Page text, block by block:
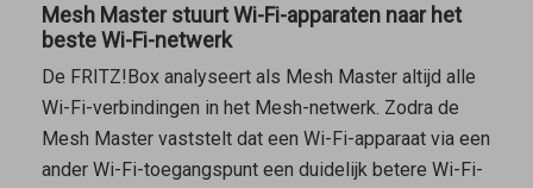
Mesh Master stuurt Wi-Fi-apparaten naar het
beste Wi-Fi-netwerk
De FRITZ!Box analyseert als Mesh Masteraltijd alle
Wi-Fi-verbindingen in het Mesh-netwerk. Zodra de
Mesh Mastervaststelt dat een Wi-Fi-apparaat via een
ander Wi-Fi-toegangspunt een duidelijk betere Wi-Fi-